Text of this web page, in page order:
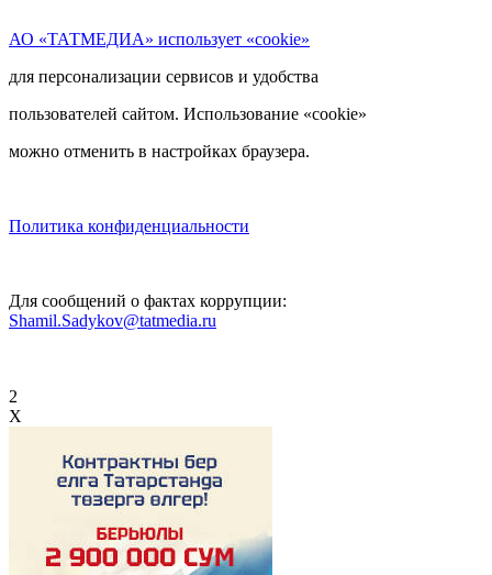
АО «ТАТМЕДИА» использует «cookie»
для персонализации сервисов и удобства
пользователей сайтом. Использование «cookie»
можно отменить в настройках браузера.
Политика конфиденциальности
Для сообщений о фактах коррупции:
Shamil.Sadykov@tatmedia.ru
2
X